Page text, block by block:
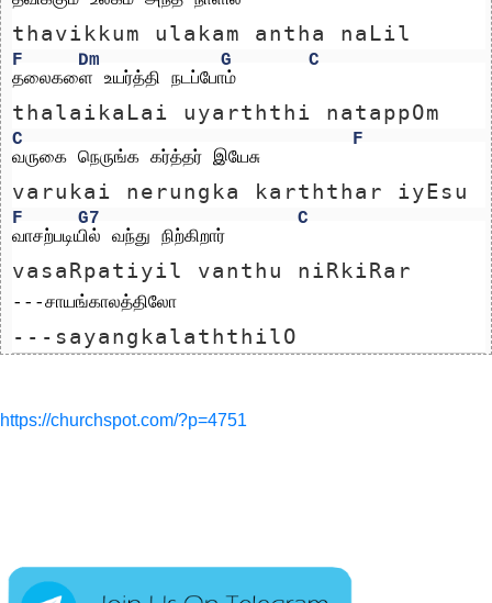
thavikkum ulakam antha naLil
F Dm G
C
தலைகளை உயர்த்தி நடப்போம்
thalaikaLai uyarththi natappOm
C
F
வருகை நெருங்க கர்த்தர் இயேசு
varukai nerungka karththar iyEsu
F G7
C
வாசற்படியில் வந்து நிற்கிறார்
vasaRpatiyil vanthu niRkiRar
---சாயங்காலத்திலோ
---sayangkalaththilO
https://churchspot.com/?p=4751